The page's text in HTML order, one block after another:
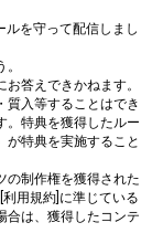
ルを守って配信しまし
答えできかねます。
質入等することはでき
。特典を獲得したルー
が特典を実施すること
の制作権を獲得された
用規約]に準じている
合は、獲得したコンテ